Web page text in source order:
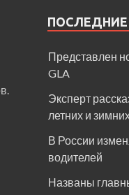
ПОСЛЕДНИЕ
Представлен
GLA
Эксперт
летних и
В России
водителей
Названы